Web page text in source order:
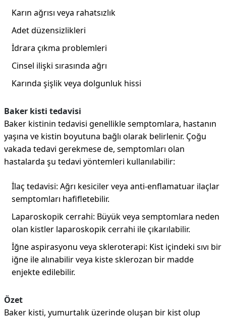
Karın ağrısı veya rahatsızlık
Adet düzensizlikleri
İdrara çıkma problemleri
Cinsel ilişki sırasında ağrı
Karında şişlik veya dolgunluk hissi
Baker kisti tedavisi
Baker kistinin tedavisi genellikle semptomlara, hastanın
yaşına ve kistin boyutuna bağlı olarak belirlenir. Çoğu
vakada tedavi gerekmese de, semptomları olan
hastalarda şu tedavi yöntemleri kullanılabilir:
İlaç tedavisi: Ağrı kesiciler veya anti-enflamatuar ilaçlar
semptomları hafifletebilir.
Laparoskopik cerrahi: Büyük veya semptomlara neden
olan kistler laparoskopik cerrahi ile çıkarılabilir.
İğne aspirasyonu veya skleroterapi: Kist içindeki sıvı bir
iğne ile alınabilir veya kiste sklerozan bir madde
enjekte edilebilir.
Özet
Baker kisti, yumurtalık üzerinde oluşan bir kist olup